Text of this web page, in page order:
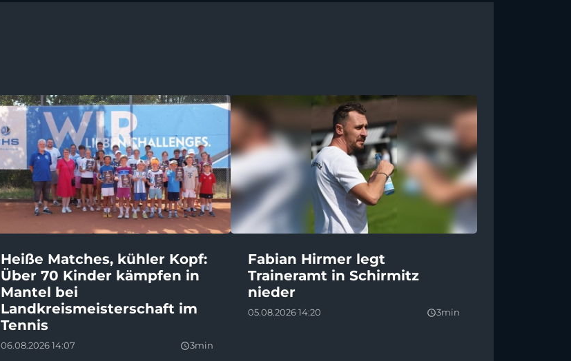
Heiße Matches, kühler Kopf:
Über 70 Kinder kämpfen in
Mantel bei
Landkreismeisterschaft im
Tennis
06.08.2026 14:07 query_builder3min
Fabian Hirmer legt
Traineramt in Schirmitz
nieder
05.08.2026 14:20 query_builder3min